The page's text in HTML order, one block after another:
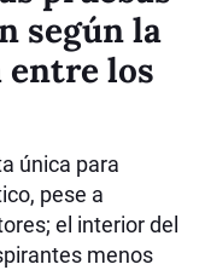
según la
entre los
única para
pese a
el interior del
menos